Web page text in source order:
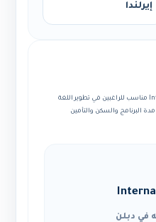
إيرلندا
برنامج لغة إنجليزية مكثفة في Internatioal House مناسب للراغبين في تطوير اللغة
البرنامج والسكن والتأمين
في دبلن